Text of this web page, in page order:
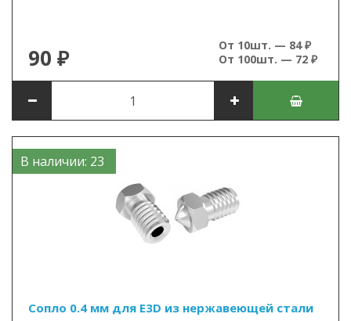
90 ₽
От 10шт. — 84 ₽
От 100шт. — 72 ₽
В наличии: 23
Сопло 0.4 мм для E3D из нержавеющей стали